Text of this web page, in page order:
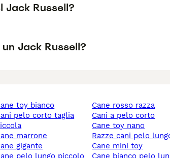
Russell?
Jack Russell?
cane toy bianco
cane marrone
cane gigante
cane rosso razza
cani a pelo corto
cane toy nano
razze cani pelo
cane mini toy